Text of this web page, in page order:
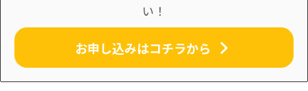
い！
お申し込みはコチラから